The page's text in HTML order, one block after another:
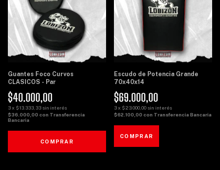
Guantes Foco Curvos
CLASICOS - Par
$40.000,00
3x $13.333,33 sin interés
$36.000,00 con Transferencia
Bancaria
COMPRAR
Escudo de Potencia Grande
70x40x14
$69.000,00
3x $23.000,00 sin interés
$62.100,00 con Transferencia Bancaria